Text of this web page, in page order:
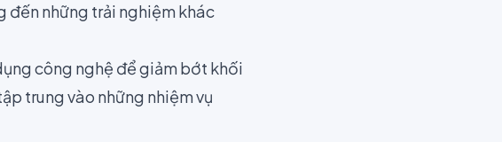
đến những trải nghiệm khác
công nghệ để giảm bớt khối
trung vào những nhiệm vụ